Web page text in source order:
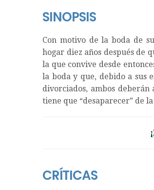
SINOPSIS
Con motivo de la boda de
hogar diez años después de
la que convive desde
la boda y que, debido a sus
divorciados, ambos
tiene que “desaparecer” de
CRÍTICAS